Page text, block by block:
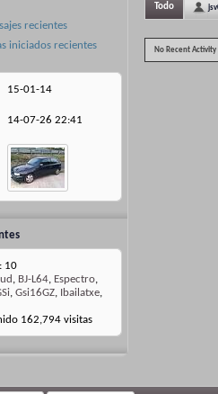
recientes
iniciados recientes
15-01-14
14-07-26 22:41
10
, BJ-L64, Espectro,
, Gsi16GZ, Ibailatxe,
162,794 visitas
Todo
No Recent Activity